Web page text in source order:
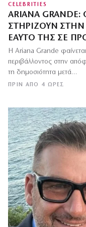
CELEBRITIES
ARIANA
ΣΤΗΡΊΖΟΥΝ
ΕΑΥΤΌ ΤΗΣ ΣΕ
ΠΡΙΝ ΑΠΌ 4 ΏΡΕΣ
Η Ariana Grande
περιβάλλοντος στην
τη δημοσιότητα μετά…